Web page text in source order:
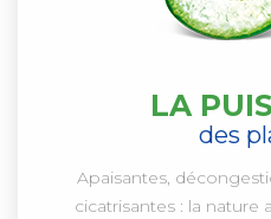
LA
des
Apaisantes,
cicatrisantes : la nature